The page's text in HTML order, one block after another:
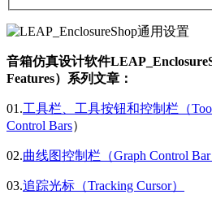
音箱仿真设计软件
Features）系列文章：
01.工具栏、工具按钮和控制栏（
Control Bars）
02.曲线图控制栏（Graph Control Bar
03.追踪光标（Tracking Cursor）